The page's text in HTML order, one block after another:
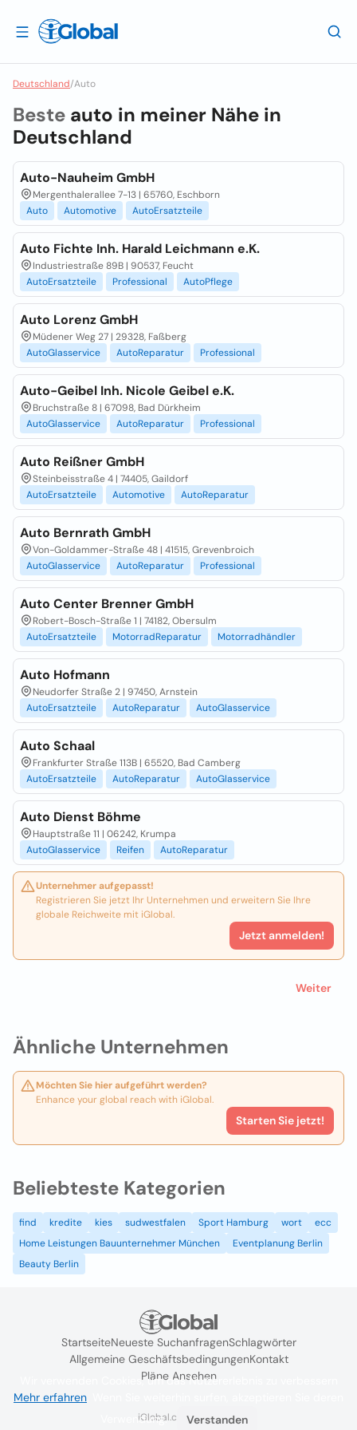
Deutschland/Auto
Ähnliche Unternehmen
Möchten Sie hier aufgeführt werden?
Enhance your global reach with iGlobal.
Starten Sie jetzt!
Beste auto in meiner Nähe in
Deutschland
Auto-Nauheim GmbH
Mergenthalerallee 7-13 | 65760, Eschborn
Auto
Automotive AutoErsatzteile
Auto Fichte Inh. Harald Leichmann e.K.
Industriestraße 89B | 90537, Feucht
AutoErsatzteile
Professional AutoPflege
Auto Lorenz GmbH
Müdener Weg 27 | 29328, Faßberg
AutoGlasservice
AutoReparatur Professional
Auto-Geibel Inh. Nicole Geibel e.K.
Bruchstraße 8 | 67098, Bad Dürkheim
AutoGlasservice
AutoReparatur Professional
Auto Reißner GmbH
Steinbeisstraße 4 | 74405, Gaildorf
AutoErsatzteile
Automotive AutoReparatur
Auto Bernrath GmbH
Von-Goldammer-Straße 48 | 41515, Grevenbroich
AutoGlasservice
AutoReparatur Professional
Auto Center Brenner GmbH
Robert-Bosch-Straße 1 | 74182, Obersulm
AutoErsatzteile
MotorradReparatur Motorradhändler
Auto Hofmann
Neudorfer Straße 2 | 97450, Arnstein
AutoErsatzteile
AutoReparatur AutoGlasservice
Auto Schaal
Frankfurter Straße 113B | 65520, Bad Camberg
AutoErsatzteile
AutoReparatur AutoGlasservice
Auto Dienst Böhme
Hauptstraße 11 | 06242, Krumpa
AutoGlasservice
Reifen AutoReparatur
Unternehmer aufgepasst!
Registrieren Sie jetzt Ihr Unternehmen und erweitern Sie Ihre
globale Reichweite mit iGlobal.
Jetzt anmelden!
Weiter
Beliebteste Kategorien
find kredite kies sudwestfalen Sport Hamburg wort
ecc
Home Leistungen Bauunternehmer München
Eventplanung Berlin
Beauty Berlin
StartseiteNeueste SuchanfragenSchlagwörter
Allgemeine GeschäftsbedingungenKontakt
Pläne Ansehen
iGlobal.co @ 2024
Wir verwenden Cookies, um das Nutzererlebnis zu verbessern
Mehr erfahren
Verwendung.
Verstanden